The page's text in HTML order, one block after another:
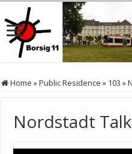
Home »Public Residence » 103 »
Nordstadt